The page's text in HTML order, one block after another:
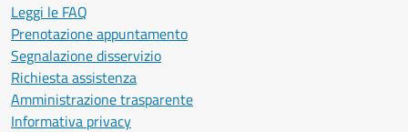
Leggi le FAQ
Prenotazione appuntamento
Segnalazione disservizio
Richiesta assistenza
Amministrazione trasparente
Informativa privacy